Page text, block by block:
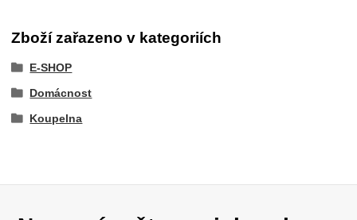
Zboží zařazeno v kategoriích
E-SHOP
Domácnost
Koupelna